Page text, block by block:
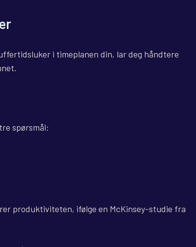
i timeplanen din, lar deg håndtere
spørsmål:
produktiviteten, ifølge en McKinsey-studie fra